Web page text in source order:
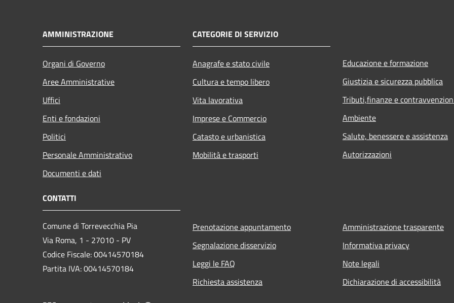
AMMINISTRAZIONE
Organi di Governo
Aree Amministrative
Uffici
Enti e fondazioni
Politici
Personale Amministrativo
Documenti e dati
CATEGORIE DI SERVIZIO
Anagrafe e stato civile
Cultura e tempo libero
Vita lavorativa
Imprese e Commercio
Catasto e urbanistica
Mobilità e trasporti
Educazione e formazione
Giustizia e sicurezza pubblica
Tributi,finanze e
Ambiente
Salute, benessere e assistenza
Autorizzazioni
CONTATTI
Comune di Torrevecchia Pia
Via Roma, 1 - 27010 - PV
Codice Fiscale: 00414570184
Partita IVA: 00414570184
Prenotazione appuntamento
Segnalazione disservizio
Leggi le FAQ
Richiesta assistenza
Amministrazione trasparente
Informativa privacy
Note legali
Dichiarazione di accessibilità